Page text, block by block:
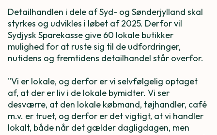
Detailhandlen i dele af Syd- og Sønderjylland skal
styrkes og udvikles i løbet af 2025. Derfor vil
Sydjysk Sparekasse give 60 lokale butikker
mulighed for at ruste sig til de udfordringer,
nutidens og fremtidens detailhandel står overfor.
"Vi er lokale, og derfor er vi selvfølgelig optaget
af, at der er liv i de lokale bymidter. Vi ser
desværre, at den lokale købmand, tøjhandler, café
m.v. er truet, og derfor er det vigtigt, at vi handler
lokalt, både når det gælder dagligdagen, men